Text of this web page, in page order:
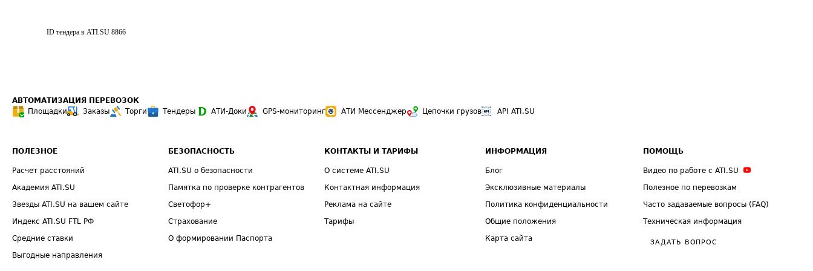
ID тендера в ATI.SU 8866
АВТОМАТИЗАЦИЯ ПЕРЕВОЗОК
Площадки
Заказы Торги Тендеры АТИ-Доки GPS-мониторинг АТИ Мессенджер Цепочки грузов API ATI.SU
ПОЛЕЗНОЕ
Расчет расстояний
Академия ATI.SU
Звезды ATI.SU на вашем сайте
Индекс ATI.SU FTL РФ
Средние ставки
Выгодные направления
БЕЗОПАСНОСТЬ
ATI.SU о безопасности
Памятка по проверке контрагентов
Светофор+
Страхование
О формировании Паспорта
КОНТАКТЫ И ТАРИФЫ
О системе ATI.SU
Контактная информация
Реклама на сайте
Тарифы
ИНФОРМАЦИЯ
Блог
Эксклюзивные материалы
Политика конфиденциальности
Общие положения
Карта сайта
ПОМОЩЬ
Видео по работе с ATI.SU
Полезное по перевозкам
Часто задаваемые вопросы (FAQ)
Техническая информация
ЗАДАТЬ ВОПРОС